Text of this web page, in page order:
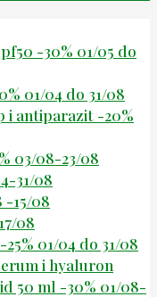
-30% 01/05 do
01/04 do 31/08
i antiparazit -20%
03/08-23/08
31/08
-15/08
08
01/04 do 31/08
i hyaluron
50 ml -30% 01/08-